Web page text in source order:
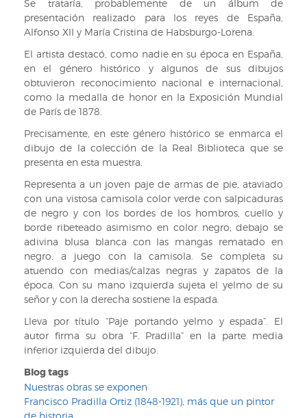
Se trataría, probablemente de un álbum de
presentación realizado para los reyes de España,
Alfonso XII y María Cristina de Habsburgo-Lorena.
El artista destacó, como nadie en su época en España,
en el género histórico y algunos de sus dibujos
obtuvieron reconocimiento nacional e internacional,
como la medalla de honor en la Exposición Mundial
de París de 1878.
Precisamente, en este género histórico se enmarca el
dibujo de la colección de la Real Biblioteca que se
presenta en esta muestra.
Representa a un joven paje de armas de pie, ataviado
con una vistosa camisola color verde con salpicaduras
de negro y con los bordes de los hombros, cuello y
borde ribeteado asimismo en color negro; debajo se
adivina blusa blanca con las mangas rematado en
negro, a juego con la camisola. Se completa su
atuendo con medias/calzas negras y zapatos de la
época. Con su mano izquierda sujeta el yelmo de su
señor y con la derecha sostiene la espada.
Lleva por título “Paje portando yelmo y espada”. El
autor firma su obra “F. Pradilla” en la parte media
inferior izquierda del dibujo.
Blog tags
Nuestras obras se exponen
Francisco Pradilla Ortiz (1848-1921), más que un pintor
de historia